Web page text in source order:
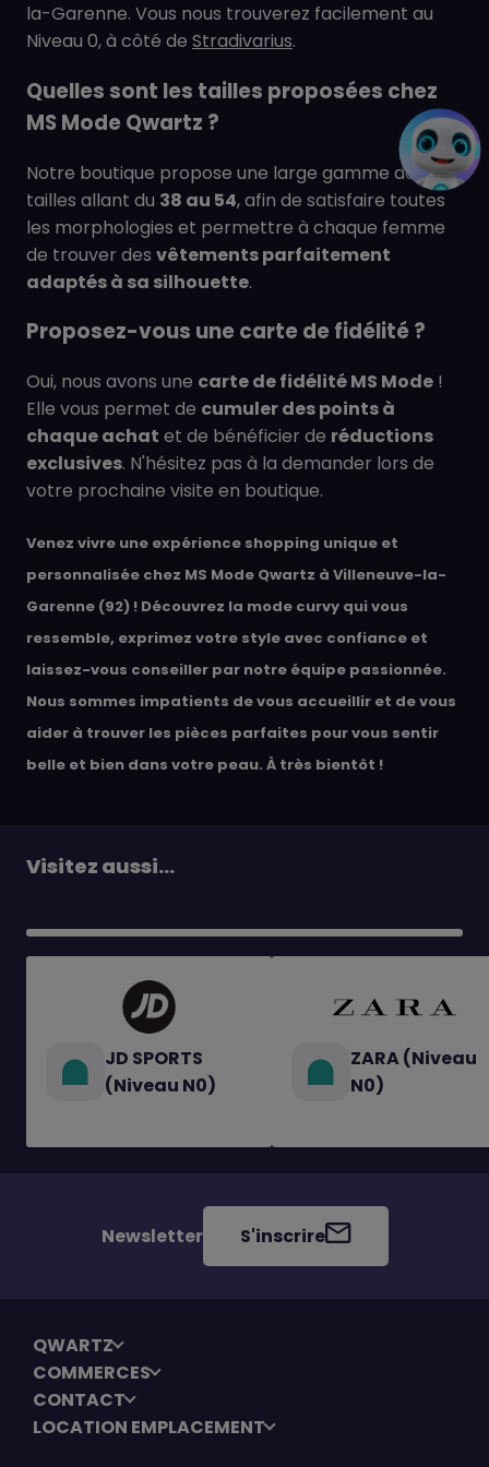
la-Garenne. Vous nous trouverez facilement au
Niveau 0, à côté de Stradivarius.
Quelles sont les tailles proposées chez
MS Mode Qwartz ?
Notre boutique propose une large gamme de
tailles allant du 38 au 54, afin de satisfaire toutes
les morphologies et permettre à chaque femme
de trouver des vêtements parfaitement
adaptés à sa silhouette.
Proposez-vous une carte de fidélité ?
Oui, nous avons une carte de fidélité MS Mode !
Elle vous permet de cumuler des points à
chaque achat et de bénéficier de réductions
exclusives. N'hésitez pas à la demander lors de
votre prochaine visite en boutique.
Venez vivre une expérience shopping unique et
personnalisée chez MS Mode Qwartz à Villeneuve-la-
Garenne (92) ! Découvrez la mode curvy qui vous
ressemble, exprimez votre style avec confiance et
laissez-vous conseiller par notre équipe passionnée.
Nous sommes impatients de vous accueillir et de vous
aider à trouver les pièces parfaites pour vous sentir
belle et bien dans votre peau. À très bientôt !
Visitez aussi...
JD SPORTS
(Niveau N0)
ZARA (Niveau
N0)
Newsletter S'inscrire
QWARTZ
COMMERCES
CONTACT
LOCATION EMPLACEMENT